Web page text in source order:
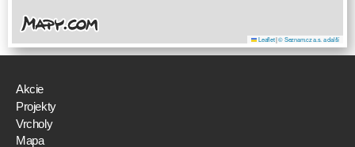
Leaflet|© Seznam.cz a.s. a další
Akcie
Projekty
Vrcholy
Mapa